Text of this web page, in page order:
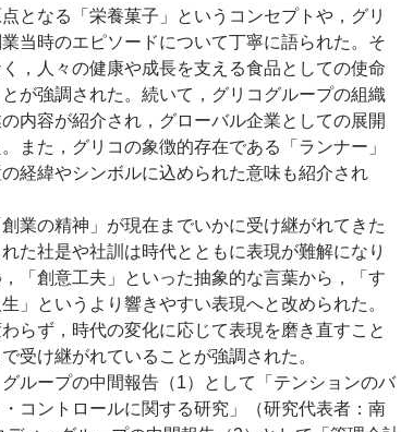
となる「栄養菓子」というコンセプトや，グリ
当時のエピソードについて丁寧に語られた。そ
，人々の健康や成長を支える食品としての使命
が強調された。続いて，グリコグループの組織
内容が紹介され，グローバル企業としての展開
また，グリコの象徴的存在である「ランナー」
経緯やシンボルに込められた意味も紹介され
業の精神」が現在までいかに受け継がれてきた
た社是や社訓は時代とともに表現が難解になり
「創意工夫」といった抽象的な言葉から，「す
」というより響きやすい表現へと改められた。
らず，時代の変化に応じて表現を磨き直すこと
受け継がれていることが強調された。
ループの中間報告（1）として「テンションのバ
コントロールに関する研究」（研究代表者：南